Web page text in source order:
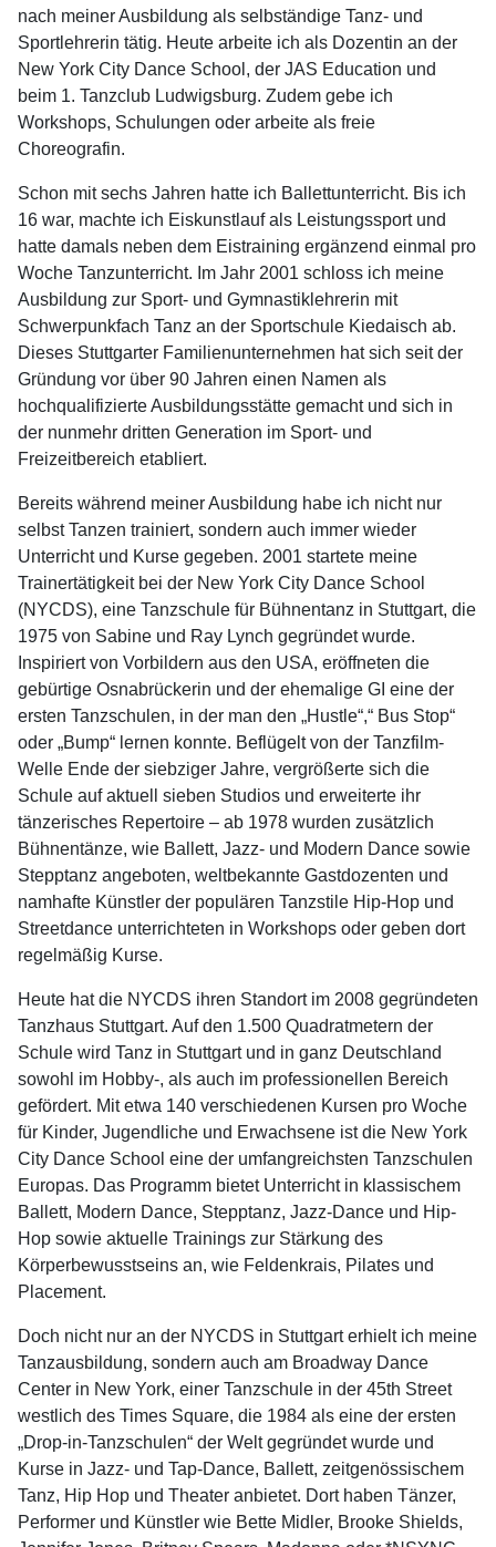
nach meiner Ausbildung als selbständige Tanz- und
Sportlehrerin tätig. Heute arbeite ich als Dozentin an der
New York City Dance School, der JAS Education und
beim 1. Tanzclub Ludwigsburg. Zudem gebe ich
Workshops, Schulungen oder arbeite als freie
Choreografin.
Schon mit sechs Jahren hatte ich Ballettunterricht. Bis ich
16 war, machte ich Eiskunstlauf als Leistungssport und
hatte damals neben dem Eistraining ergänzend einmal pro
Woche Tanzunterricht. Im Jahr 2001 schloss ich meine
Ausbildung zur Sport- und Gymnastiklehrerin mit
Schwerpunkfach Tanz an der Sportschule Kiedaisch ab.
Dieses Stuttgarter Familienunternehmen hat sich seit der
Gründung vor über 90 Jahren einen Namen als
hochqualifizierte Ausbildungsstätte gemacht und sich in
der nunmehr dritten Generation im Sport- und
Freizeitbereich etabliert.
Bereits während meiner Ausbildung habe ich nicht nur
selbst Tanzen trainiert, sondern auch immer wieder
Unterricht und Kurse gegeben. 2001 startete meine
Trainertätigkeit bei der New York City Dance School
(NYCDS), eine Tanzschule für Bühnentanz in Stuttgart, die
1975 von Sabine und Ray Lynch gegründet wurde.
Inspiriert von Vorbildern aus den USA, eröffneten die
gebürtige Osnabrückerin und der ehemalige GI eine der
ersten Tanzschulen, in der man den „Hustle“,“ Bus Stop“
oder „Bump“ lernen konnte. Beflügelt von der Tanzfilm-
Welle Ende der siebziger Jahre, vergrößerte sich die
Schule auf aktuell sieben Studios und erweiterte ihr
tänzerisches Repertoire – ab 1978 wurden zusätzlich
Bühnentänze, wie Ballett, Jazz- und Modern Dance sowie
Stepptanz angeboten, weltbekannte Gastdozenten und
namhafte Künstler der populären Tanzstile Hip-Hop und
Streetdance unterrichteten in Workshops oder geben dort
regelmäßig Kurse.
Heute hat die NYCDS ihren Standort im 2008 gegründeten
Tanzhaus Stuttgart. Auf den 1.500 Quadratmetern der
Schule wird Tanz in Stuttgart und in ganz Deutschland
sowohl im Hobby-, als auch im professionellen Bereich
gefördert. Mit etwa 140 verschiedenen Kursen pro Woche
für Kinder, Jugendliche und Erwachsene ist die New York
City Dance School eine der umfangreichsten Tanzschulen
Europas. Das Programm bietet Unterricht in klassischem
Ballett, Modern Dance, Stepptanz, Jazz-Dance und Hip-
Hop sowie aktuelle Trainings zur Stärkung des
Körperbewusstseins an, wie Feldenkrais, Pilates und
Placement.
Doch nicht nur an der NYCDS in Stuttgart erhielt ich meine
Tanzausbildung, sondern auch am Broadway Dance
Center in New York, einer Tanzschule in der 45th Street
westlich des Times Square, die 1984 als eine der ersten
„Drop-in-Tanzschulen“ der Welt gegründet wurde und
Kurse in Jazz- und Tap-Dance, Ballett, zeitgenössischem
Tanz, Hip Hop und Theater anbietet. Dort haben Tänzer,
Performer und Künstler wie Bette Midler, Brooke Shields,